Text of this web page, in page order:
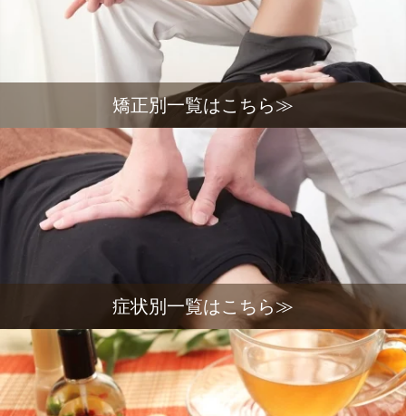
矯正別一覧はこちら≫
症状別一覧はこちら≫